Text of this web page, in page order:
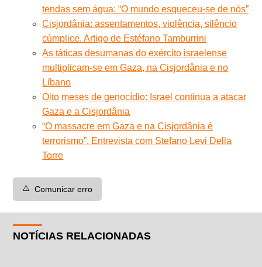
tendas sem água: “O mundo esqueceu-se de nós”
Cisjordânia: assentamentos, violência, silêncio
cúmplice. Artigo de Estéfano Tamburrini
As táticas desumanas do exército israelense
multiplicam-se em Gaza, na Cisjordânia e no
Líbano
Oito meses de genocídio: Israel continua a atacar
Gaza e a Cisjordânia
“O massacre em Gaza e na Cisjordânia é
terrorismo”. Entrevista com Stefano Levi Della
Torre
⚠️ Comunicar erro
NOTÍCIAS RELACIONADAS